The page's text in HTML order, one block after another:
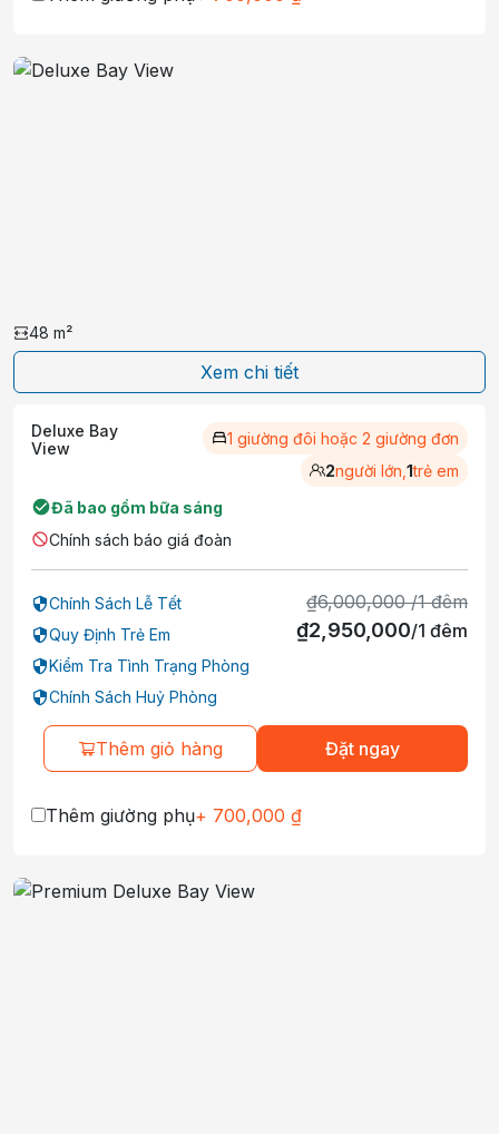
48 m²
Xem chi tiết
Deluxe Bay
View
1 giường đôi hoặc 2 giường đơn
2người lớn, 1trẻ em
Đã bao gồm bữa sáng
Chính sách báo giá đoàn
Chính Sách Lễ Tết
Quy Định Trẻ Em
Kiểm Tra Tình Trạng Phòng
Chính Sách Huỷ Phòng
₫6,000,000 /1 đêm
₫2,950,000/1 đêm
Thêm giỏ hàng Đặt ngay
Thêm giường phụ+ 700,000 ₫